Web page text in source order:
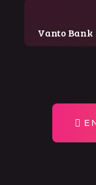
Vanto Bank